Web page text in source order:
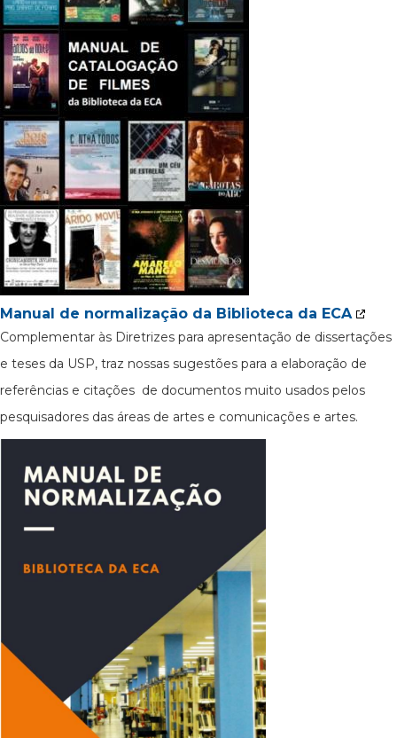
Manual de normalização da Biblioteca da ECA
Complementar às Diretrizes para apresentação de dissertações
e teses da USP, traz nossas sugestões para a elaboração de
referências e citações de documentos muito usados pelos
pesquisadores das áreas de artes e comunicações e artes.